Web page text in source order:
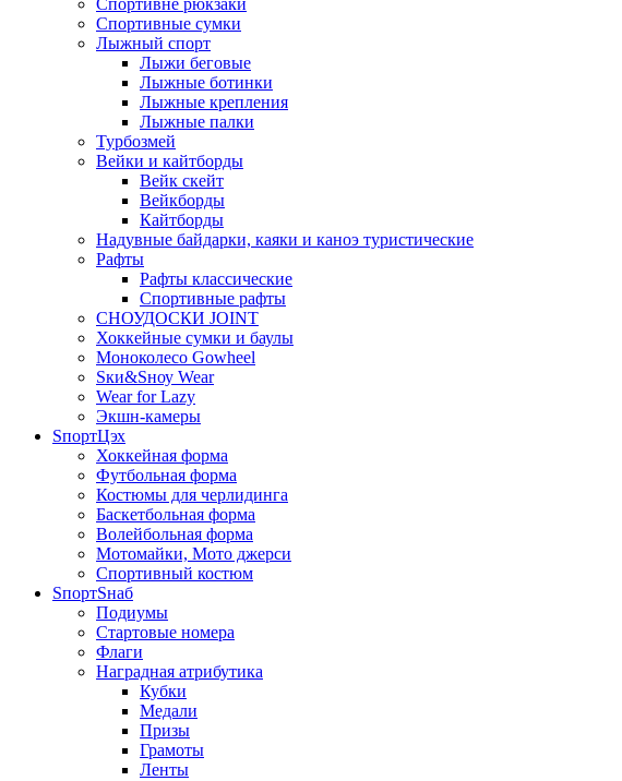
Спортивне рюкзаки
Спортивные сумки
Лыжный спорт
Лыжи беговые
Лыжные ботинки
Лыжные крепления
Лыжные палки
Турбозмей
Вейки и кайтборды
Вейк скейт
Вейкборды
Кайтборды
Надувные байдарки, каяки и каноэ туристические
Рафты
Рафты классические
Спортивные рафты
СНОУДОСКИ JOINT
Хоккейные сумки и баулы
Моноколесо Gowheel
Sки&Sноу Wear
Wear for Lazy
Экшн-камеры
SпортЦэх
Хоккейная форма
Футбольная форма
Костюмы для черлидинга
Баскетбольная форма
Волейбольная форма
Мотомайки, Мото джерси
Спортивный костюм
SпортSнаб
Подиумы
Стартовые номера
Флаги
Наградная атрибутика
Кубки
Медали
Призы
Грамоты
Ленты